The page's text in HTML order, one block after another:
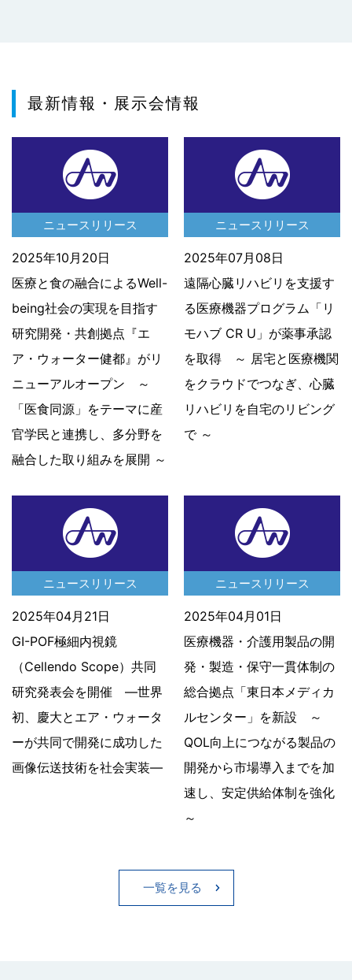
最新情報・展示会情報
2025年10月20日
ニュースリリース
医療と食の融合によるWell-
being社会の実現を目指す
研究開発・共創拠点『エ
ア・ウォーター健都』がリ
ニューアルオープン ～
「医食同源」をテーマに産
官学民と連携し、多分野を
融合した取り組みを展開 ～
2025年07月08日
ニュースリリース
遠隔心臓リハビリを支援す
る医療機器プログラム「リ
モハブ CR U」が薬事承認
を取得 ～ 居宅と医療機関
をクラウドでつなぎ、心臓
リハビリを自宅のリビング
で ～
2025年04月21日
ニュースリリース
GI-POF極細内視鏡
（Cellendo Scope）共同
研究発表会を開催 ―世界
初、慶大とエア・ウォータ
ーが共同で開発に成功した
画像伝送技術を社会実装―
2025年04月01日
ニュースリリース
医療機器・介護用製品の開
発・製造・保守一貫体制の
総合拠点「東日本メディカ
ルセンター」を新設 ～
QOL向上につながる製品の
開発から市場導入までを加
速し、安定供給体制を強化
～
一覧を見る